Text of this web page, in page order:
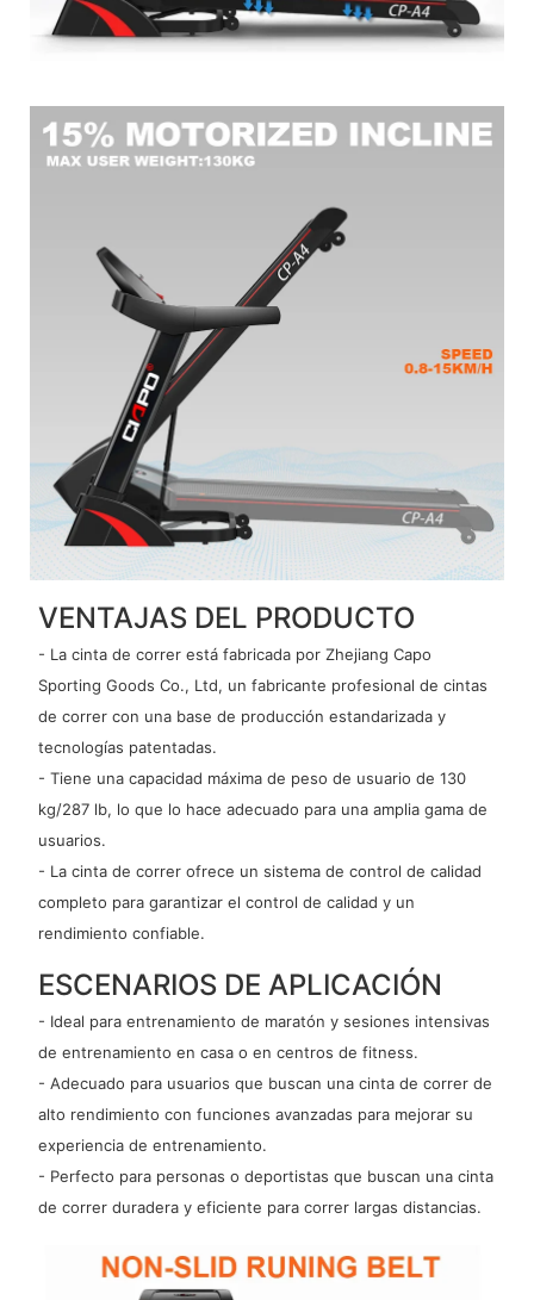
VENTAJAS DEL PRODUCTO
- La cinta de correr está fabricada por Zhejiang Capo
Sporting Goods Co., Ltd, un fabricante profesional de cintas
de correr con una base de producción estandarizada y
tecnologías patentadas.
- Tiene una capacidad máxima de peso de usuario de 130
kg/287 lb, lo que lo hace adecuado para una amplia gama de
usuarios.
- La cinta de correr ofrece un sistema de control de calidad
completo para garantizar el control de calidad y un
rendimiento confiable.
ESCENARIOS DE APLICACIÓN
- Ideal para entrenamiento de maratón y sesiones intensivas
de entrenamiento en casa o en centros de fitness.
- Adecuado para usuarios que buscan una cinta de correr de
alto rendimiento con funciones avanzadas para mejorar su
experiencia de entrenamiento.
- Perfecto para personas o deportistas que buscan una cinta
de correr duradera y eficiente para correr largas distancias.